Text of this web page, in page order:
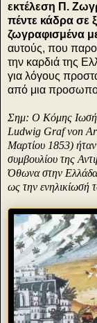
εκτέλεση Π.
πέντε κάδρα σε
ζωγραφισμένα
αυτούς, που
την καρδιά της
για λόγους
από μια
Σημ: O Κόμης
Ludwig Graf von
Μαρτίου 1853)
συμβουλίου της
Όθωνα στην Ελλάδα
ως την ενηλικίωσή